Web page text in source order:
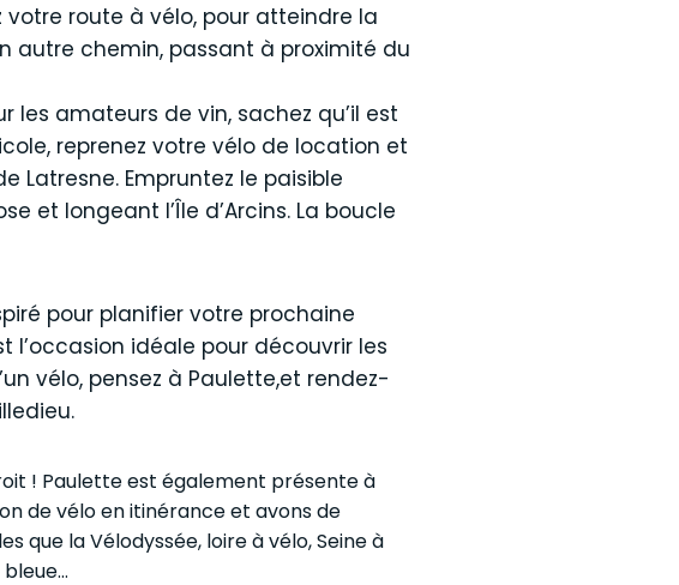
votre route à vélo, pour atteindre la
autre chemin, passant à proximité du
les amateurs de vin, sachez qu’il est
reprenez votre vélo de location et
Latresne. Empruntez le paisible
et longeant l’Île d’Arcins. La boucle
pour planifier votre prochaine
l’occasion idéale pour découvrir les
vélo, pensez à Paulette,et rendez-
! Paulette est également présente à
de vélo en itinérance et avons de
que la Vélodyssée, loire à vélo, Seine à